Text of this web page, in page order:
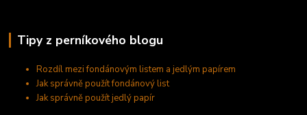
Tipy z perníkového blogu
Rozdíl mezi fondánovým listem a jedlým papírem
Jak správně použít fondánový list
Jak správně použít jedlý papír